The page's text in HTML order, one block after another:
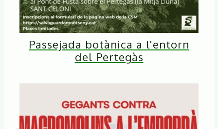
Passejada botànica a l'entorn
del Pertegàs